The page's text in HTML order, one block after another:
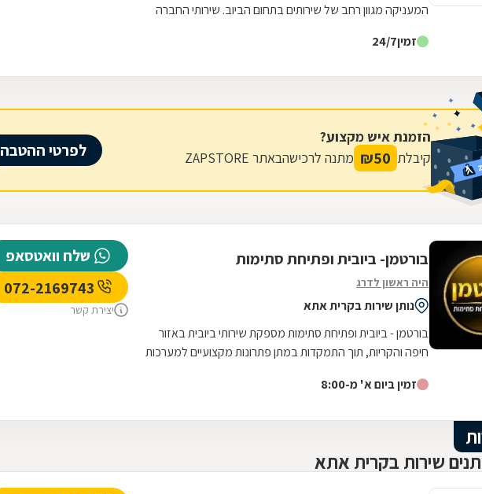
המעניקה מגוון רחב של שירותים בתחום הביוב. שירותי החברה
זמין24/7
הזמנת איש מקצוע?
קיבלת 50
₪ מתנה לרכישהבאתר ZAPSTORE לפרטי ההטבה
בורטמן- ביובית ופתיחת סתימות
היה ראשון לדרג
נותן שירות בקרית אתא
בורטמן - ביובית ופתיחת סתימות מספקת שירותי ביובית באזור
חיפה והקריות, תוך התמקדות במתן פתרונות מקצועיים למערכות
זמין ביום א' מ-8:00
שלח וואטסאפ
יצירת קשר
שירות בקרית אתא